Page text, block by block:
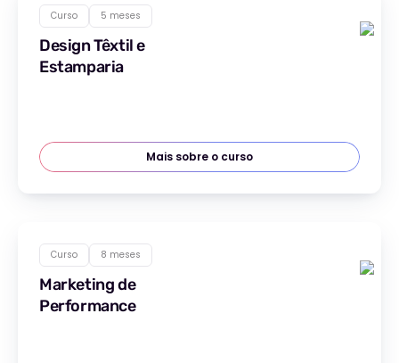
Curso 5 meses
Design Têxtil e
Estamparia
Mais sobre o curso
Curso 8 meses
Marketing de
Performance